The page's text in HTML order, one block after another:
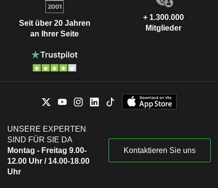
Seit über 20 Jahren
an Ihrer Seite
+ 1.300.000
Mitglieder
UNSERE EXPERTEN
SIND FÜR SIE DA
Montag - Freitag 9.00-
12.00 Uhr / 14.00-18.00
Uhr
Kontaktieren Sie uns